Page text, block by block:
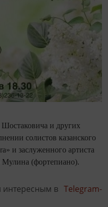
и других
солистов казанского
и заслуженного артиста
Мулина (фортепиано).
в Telegram-